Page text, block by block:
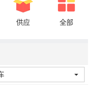
供应 全部